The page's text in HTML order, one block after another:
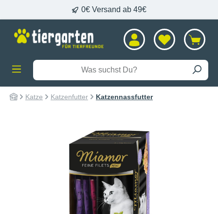
0€ Versand ab 49€
Katze Katzenfutter Katzennassfutter
Bildergalerie überspringen